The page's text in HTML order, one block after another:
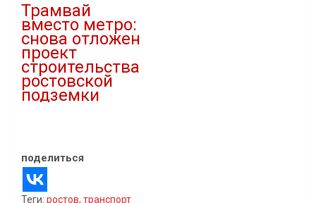
Трамвай
вместо метро:
снова отложен
проект
строительства
ростовской
подземки
поделиться
Теги: ростов, транспорт